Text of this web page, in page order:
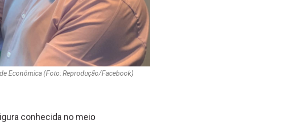
Econômica (Foto: Reprodução/Facebook)
conhecida no meio